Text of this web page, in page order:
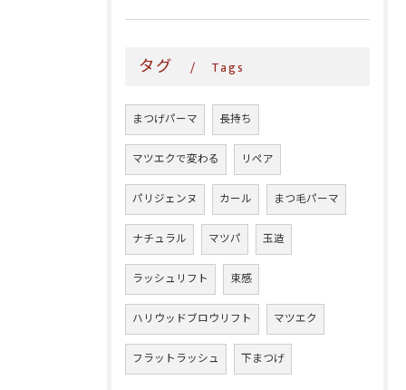
タグ Tags
まつげパーマ 長持ち
マツエクで変わる リペア
パリジェンヌ カール まつ毛パーマ
ナチュラル マツパ 玉造
ラッシュリフト 束感
ハリウッドブロウリフト マツエク
フラットラッシュ 下まつげ